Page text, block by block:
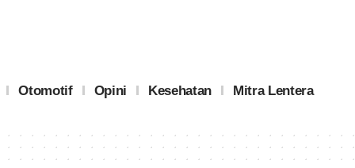
Otomotif Opini Kesehatan Mitra Lentera